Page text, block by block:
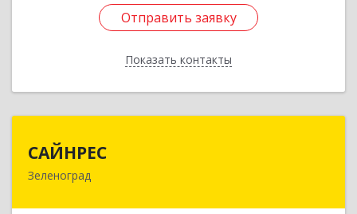
Отправить заявку
Показать контакты
Отправить заявку
Назад
САЙНРЕС
Зеленоград
124365, Москва г, Зеленоград г, корпус 2307А,